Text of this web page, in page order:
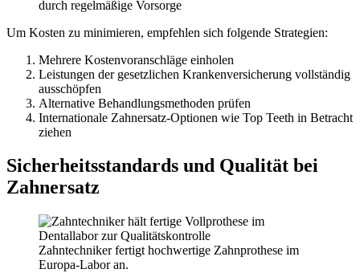
durch regelmäßige Vorsorge
Um Kosten zu minimieren, empfehlen sich folgende Strategien:
Mehrere Kostenvoranschläge einholen
Leistungen der gesetzlichen Krankenversicherung vollständig
ausschöpfen
Alternative Behandlungsmethoden prüfen
Internationale Zahnersatz-Optionen wie Top Teeth in Betracht
ziehen
Sicherheitsstandards und Qualität bei
Zahnersatz
Zahntechniker fertigt hochwertige Zahnprothese im
Europa-Labor an.